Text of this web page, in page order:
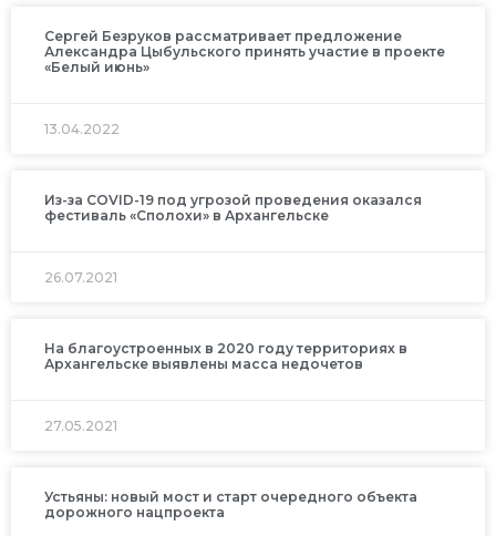
Сергей Безруков рассматривает предложение
Александра Цыбульского принять участие в проекте
«Белый июнь»
13.04.2022
Из-за COVID-19 под угрозой проведения оказался
фестиваль «Сполохи» в Архангельске
26.07.2021
На благоустроенных в 2020 году территориях в
Архангельске выявлены масса недочетов
27.05.2021
Устьяны: новый мост и старт очередного объекта
дорожного нацпроекта